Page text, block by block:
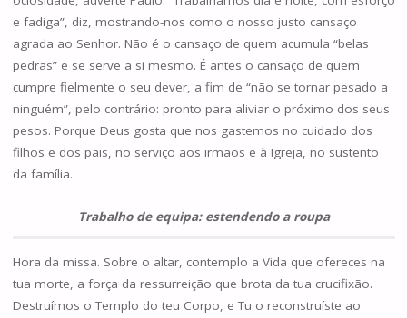
e fadiga”, diz, mostrando-nos como o nosso justo cansaço
agrada ao Senhor. Não é o cansaço de quem acumula “belas
pedras” e se serve a si mesmo. É antes o cansaço de quem
cumpre fielmente o seu dever, a fim de “não se tornar pesado a
ninguém”, pelo contrário: pronto para aliviar o próximo dos seus
pesos. Porque Deus gosta que nos gastemos no cuidado dos
filhos e dos pais, no serviço aos irmãos e à Igreja, no sustento
da família.
Trabalho de equipa: estendendo a roupa
Hora da missa. Sobre o altar, contemplo a Vida que ofereces na
tua morte, a força da ressurreição que brota da tua crucifixão.
Destruímos o Templo do teu Corpo, e Tu o reconstruíste ao